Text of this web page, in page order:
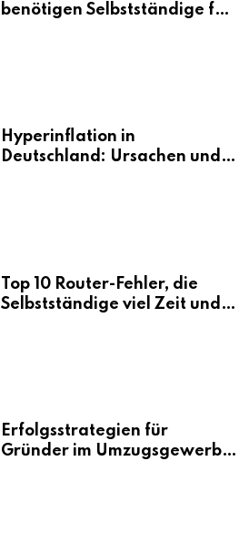
benötigen Selbstständige für
Hyperinflation in
Deutschland: Ursachen und
Top 10 Router-Fehler, die
Selbstständige viel Zeit und
Erfolgsstrategien für
Gründer im Umzugsgewerbe